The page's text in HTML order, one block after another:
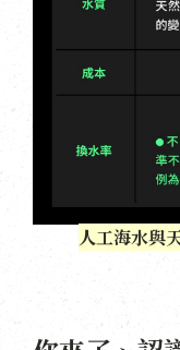
人工海水與